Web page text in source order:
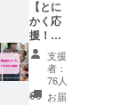
はお子
さんと
一緒に
レンタ
ルス
ペース
を2時間
【とに
かく応
援！
1,000
円】 初
めての
クラウ
支援
者：
76人
お届